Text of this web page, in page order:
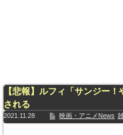
【悲報】ルフィ「サンジー
される
2021.11.28 映画・アニメNews